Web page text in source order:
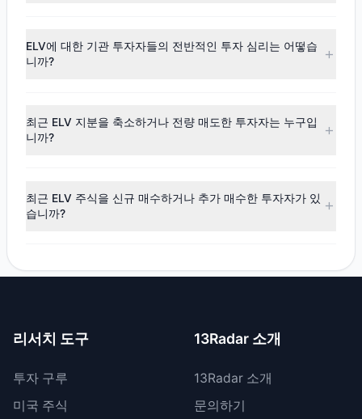
HOTCHKIS & WILEY ($6.42억),Jeremy Grantham
($5.64억)
등이 있습니다. 최신 공시 데이터에 따르면, 총 20명의 투자 대
ELV에 대한 기관 투자자들의 전반적인 투자 심리는 어떻습
니까?
(순매도)로 나타났습니다. 해당 분기 동안 $2.29억의 자금이
순유출되었으며, 12명의 투자 대가가 비중을 확대했고, 8명이
최근 ELV 지분을 축소하거나 전량 매도한 투자자는 누구입
니까?
1명은 ELV 지분을 전량 매도했습니다. 총 매도 금액은 약
$3.86억입니다.
최근 ELV 주식을 신규 매수하거나 추가 매수한 투자자가 있
습니까?
수했으며, 9명은 기존 보유량을 늘렸습니다. 총 매수 금액은
리서치 도구
투자 구루
미국 주식
13Radar 소개
13Radar 소개
문의하기